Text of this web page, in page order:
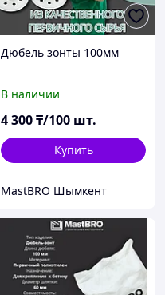
Дюбель зонты 100мм
В наличии
4 300₸/100 шт.
Купить
MastBRO Шымкент